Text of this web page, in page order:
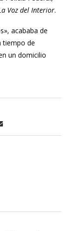
Voz del Interior.
acababa de
tiempo de
un domicilio